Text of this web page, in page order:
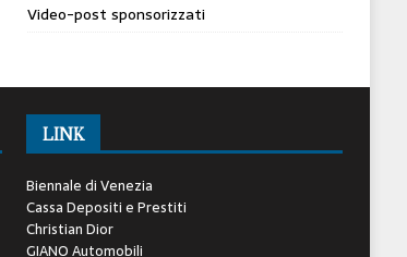
Video-post sponsorizzati
LINK
Biennale di Venezia
Cassa Depositi e Prestiti
Christian Dior
GIANO Automobili